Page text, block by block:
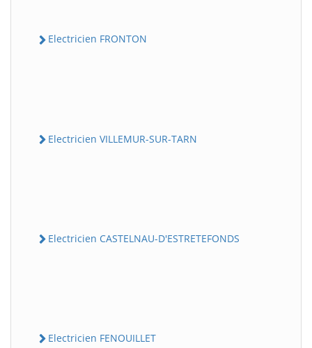
Electricien FRONTON
Electricien VILLEMUR-SUR-TARN
Electricien CASTELNAU-D'ESTRETEFONDS
Electricien FENOUILLET